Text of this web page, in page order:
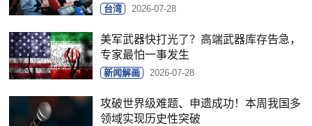
台湾 2026-07-28
美军武器快打光了？高端武器库存告急，
专家最怕一事发生
新闻解画 2026-07-28
攻破世界级难题、申遗成功！本周我国多
领域实现历史性突破